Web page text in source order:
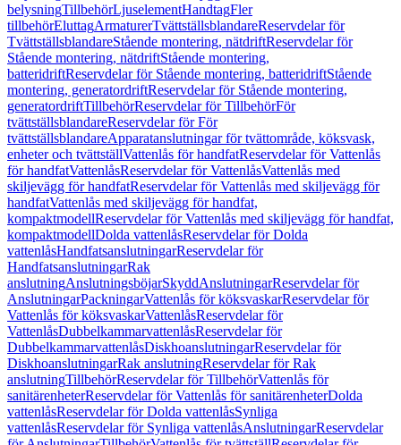
belysningTillbehörLjuselementHandtagFler
tillbehörEluttagArmaturerTvättställsblandareReservdelar för
TvättställsblandareStående montering, nätdriftReservdelar för
Stående montering, nätdriftStående montering,
batteridriftReservdelar för Stående montering, batteridriftStående
montering, generatordriftReservdelar för Stående montering,
generatordriftTillbehörReservdelar för TillbehörFör
tvättställsblandareReservdelar för För
tvättställsblandareApparatanslutningar för tvättområde, köksvask,
enheter och tvättställVattenlås för handfatReservdelar för Vattenlås
för handfatVattenlåsReservdelar för VattenlåsVattenlås med
skiljevägg för handfatReservdelar för Vattenlås med skiljevägg för
handfatVattenlås med skiljevägg för handfat,
kompaktmodellReservdelar för Vattenlås med skiljevägg för handfat,
kompaktmodellDolda vattenlåsReservdelar för Dolda
vattenlåsHandfatsanslutningarReservdelar för
HandfatsanslutningarRak
anslutningAnslutningsböjarSkyddAnslutningarReservdelar för
AnslutningarPackningarVattenlås för köksvaskarReservdelar för
Vattenlås för köksvaskarVattenlåsReservdelar för
VattenlåsDubbelkammarvattenlåsReservdelar för
DubbelkammarvattenlåsDiskhoanslutningarReservdelar för
DiskhoanslutningarRak anslutningReservdelar för Rak
anslutningTillbehörReservdelar för TillbehörVattenlås för
sanitärenheterReservdelar för Vattenlås för sanitärenheterDolda
vattenlåsReservdelar för Dolda vattenlåsSynliga
vattenlåsReservdelar för Synliga vattenlåsAnslutningarReservdelar